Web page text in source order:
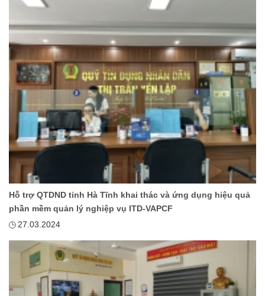
Hỗ trợ QTDND tỉnh Hà Tĩnh khai thác và ứng dụng hiệu quả
phần mềm quản lý nghiệp vụ ITD-VAPCF
27.03.2024